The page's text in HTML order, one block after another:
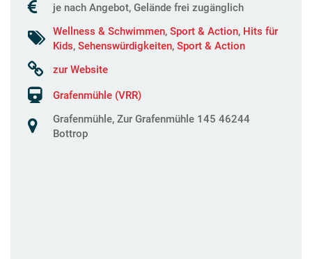
je nach Angebot, Gelände frei zugänglich
Wellness & Schwimmen, Sport & Action, Hits für
Kids, Sehenswürdigkeiten, Sport & Action
zur Website
Grafenmühle (VRR)
Grafenmühle, Zur Grafenmühle 145 46244
Bottrop